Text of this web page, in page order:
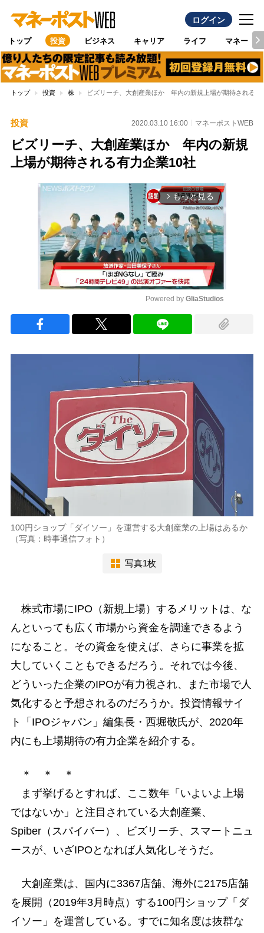
ログイン
トップ 投資 ビジネス キャリア ライフ マネー
トップ 投資 株 ビズリーチ、大創産業ほか 年内の新規上場が期待される有
投資 2020.03.10 16:00 マネーポストWEB
ビズリーチ、大創産業ほか 年内の新規
上場が期待される有力企業10社
arrow_forward_ios もっと見る
Powered by GliaStudios
100円ショップ「ダイソー」を運営する大創産業の上場はあるか
（写真：時事通信フォト）
写真1枚
株式市場にIPO（新規上場）するメリットは、な
んといっても広く市場から資金を調達できるよう
になること。その資金を使えば、さらに事業を拡
大していくこともできるだろう。それでは今後、
どういった企業のIPOが有力視され、また市場で人
気化すると予想されるのだろうか。投資情報サイ
ト「IPOジャパン」編集長・西堀敬氏が、2020年
内にも上場期待の有力企業を紹介する。
＊ ＊ ＊
まず挙げるとすれば、ここ数年「いよいよ上場
ではないか」と注目されている大創産業、
Spiber（スパイバー）、ビズリーチ、スマートニュ
ースが、いざIPOとなれば人気化しそうだ。
大創産業は、国内に3367店舗、海外に2175店舗
を展開（2019年3月時点）する100円ショップ「ダ
イソー」を運営している。すでに知名度は抜群な